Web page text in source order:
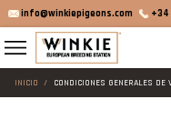
info@winkiepigeons.com +34
INICIO CONDICIONES GENERALES DE